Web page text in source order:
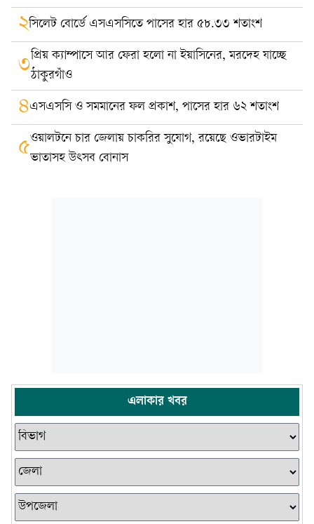
২সিলেট বোর্ডে এসএসসিতে পাসের হার ৫৮.৩৩ শতাংশ
৩প্রিয় ক্যাম্পাসে আর ফেরা হলো না ইয়াসিনের, মরদেহ যাচ্ছে
ঠাকুরগাঁও
৪এসএসসি ও সমমানের ফল প্রকাশ, পাসের হার ৬২ শতাংশ
৫ওয়ালটনে চার জেলায় চাকরির সুযোগ, রয়েছে ওভারটাইম
ভাতাসহ উৎসব বোনাস
এলাকার খবর